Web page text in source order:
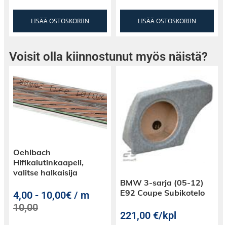
LISÄÄ OSTOSKORIIN LISÄÄ OSTOSKORIIN
Voisit olla kiinnostunut myös näistä?
Oehlbach
Hifikaiutinkaapeli,
valitse halkaisija
4,00 - 10,00€ / m
10,00
BMW 3-sarja (05-12)
E92 Coupe Subikotelo
221,00€/kpl